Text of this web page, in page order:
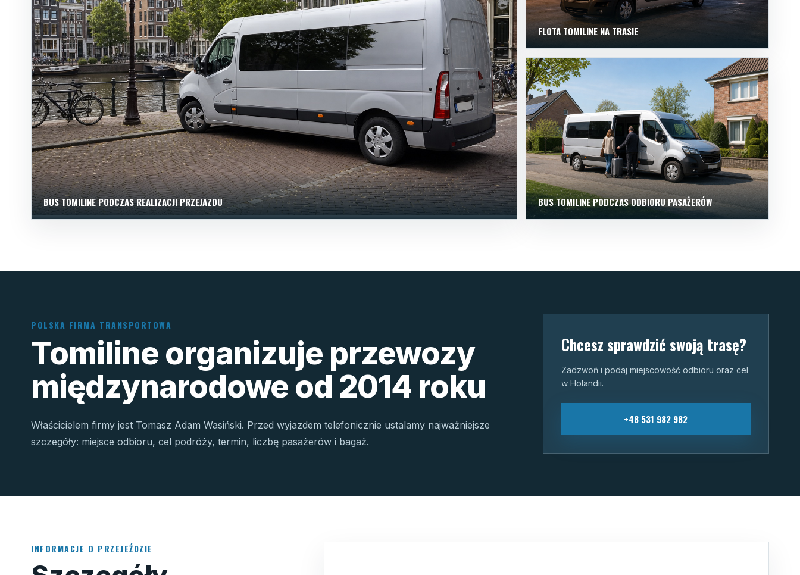
BUS TOMILINE PODCZAS REALIZACJI PRZEJAZDU
FLOTA TOMILINE NA TRASIE
BUS TOMILINE PODCZAS ODBIORU PASAŻERÓW
POLSKA FIRMA TRANSPORTOWA
Tomiline organizuje przewozy
międzynarodowe od 2014 roku
Właścicielem firmy jest Tomasz Adam Wasiński. Przed wyjazdem telefonicznie ustalamy najważniejsze
szczegóły: miejsce odbioru, cel podróży, termin, liczbę pasażerów i bagaż.
Chcesz sprawdzić swoją trasę?
Zadzwoń i podaj miejscowość odbioru oraz cel
w Holandii.
+48 531 982 982
INFORMACJE O PRZEJEŹDZIE